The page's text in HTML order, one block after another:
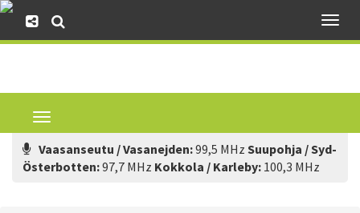
Toggle
navigation
Vaasanseutu / Vasanejden:99,5 MHz Suupohja / Syd-
Österbotten:97,7 MHz Kokkola / Karleby: 100,3 MHz